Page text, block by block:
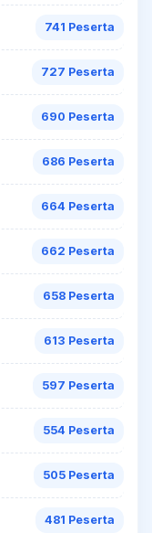
741 Peserta
727 Peserta
690 Peserta
686 Peserta
664 Peserta
662 Peserta
658 Peserta
613 Peserta
597 Peserta
554 Peserta
505 Peserta
481 Peserta